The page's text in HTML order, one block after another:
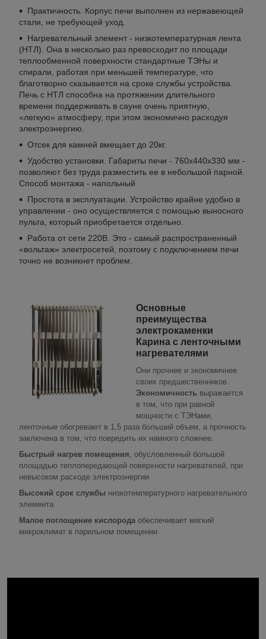
Практичность. Корпус печи выполнен из нержавеющей
стали, не требующей уход.
Нагревательный элемент - низкотемпературная лента
(НТЛ). Она в несколько раз превосходит по площади
теплообменной поверхности стандартные ТЭНы и
спирали, работая при меньшей температуре, что
благотворно сказывается на сроке службы устройства.
Печь с НТЛ способна на протяжении длительного
времени поддерживать в сауне очень приятную,
«легкую» атмосферу, при этом экономично расходуя
электроэнергию.
Отсек для камней вмещает до 20кг.
Удобство установки. Габариты печи - 760x440x330 мм -
позволяют без труда разместить ее в небольшой парной.
Способ монтажа - напольный
Простота в эксплуатации. Устройство крайне удобно в
управлении - оно осуществляется с помощью выносного
пульта, который приобретается отдельно.
Работа от сети 220В. Это - самый распространенный
«вольтаж» электросетей, поэтому с подключением печи
точно не возникнет проблем.
Основные
преимущества
электрокаменки
Карина с ленточными
нагревателями
Они прочнее и экономичнее
своих предшественников.
Экономичность выражается
в том, что при равной
мощности с ТЭНами,
ленточные обогревают в 1,5 раза больший объем, а прочность
заключена в том, что повредить их намного сложнее.
Быстрый нагрев помещения , обусловленный большой
площадью теплопередающей поверхности нагревателей, при
невысоком расходе электроэнергии
Высокий срок службы низкотемпературного нагревательного
элемента
Малое поглощение кислорода обеспечивает мягкий
микроклимат в парильном помещении